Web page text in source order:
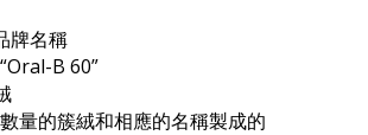
牌名稱
B 60”
量的簇絨和相應的名稱製成的